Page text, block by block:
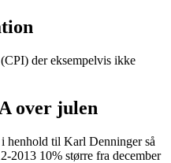
der eksempelvis ikke
over julen
henhold til Karl Denninger så
2013 10% større fra december